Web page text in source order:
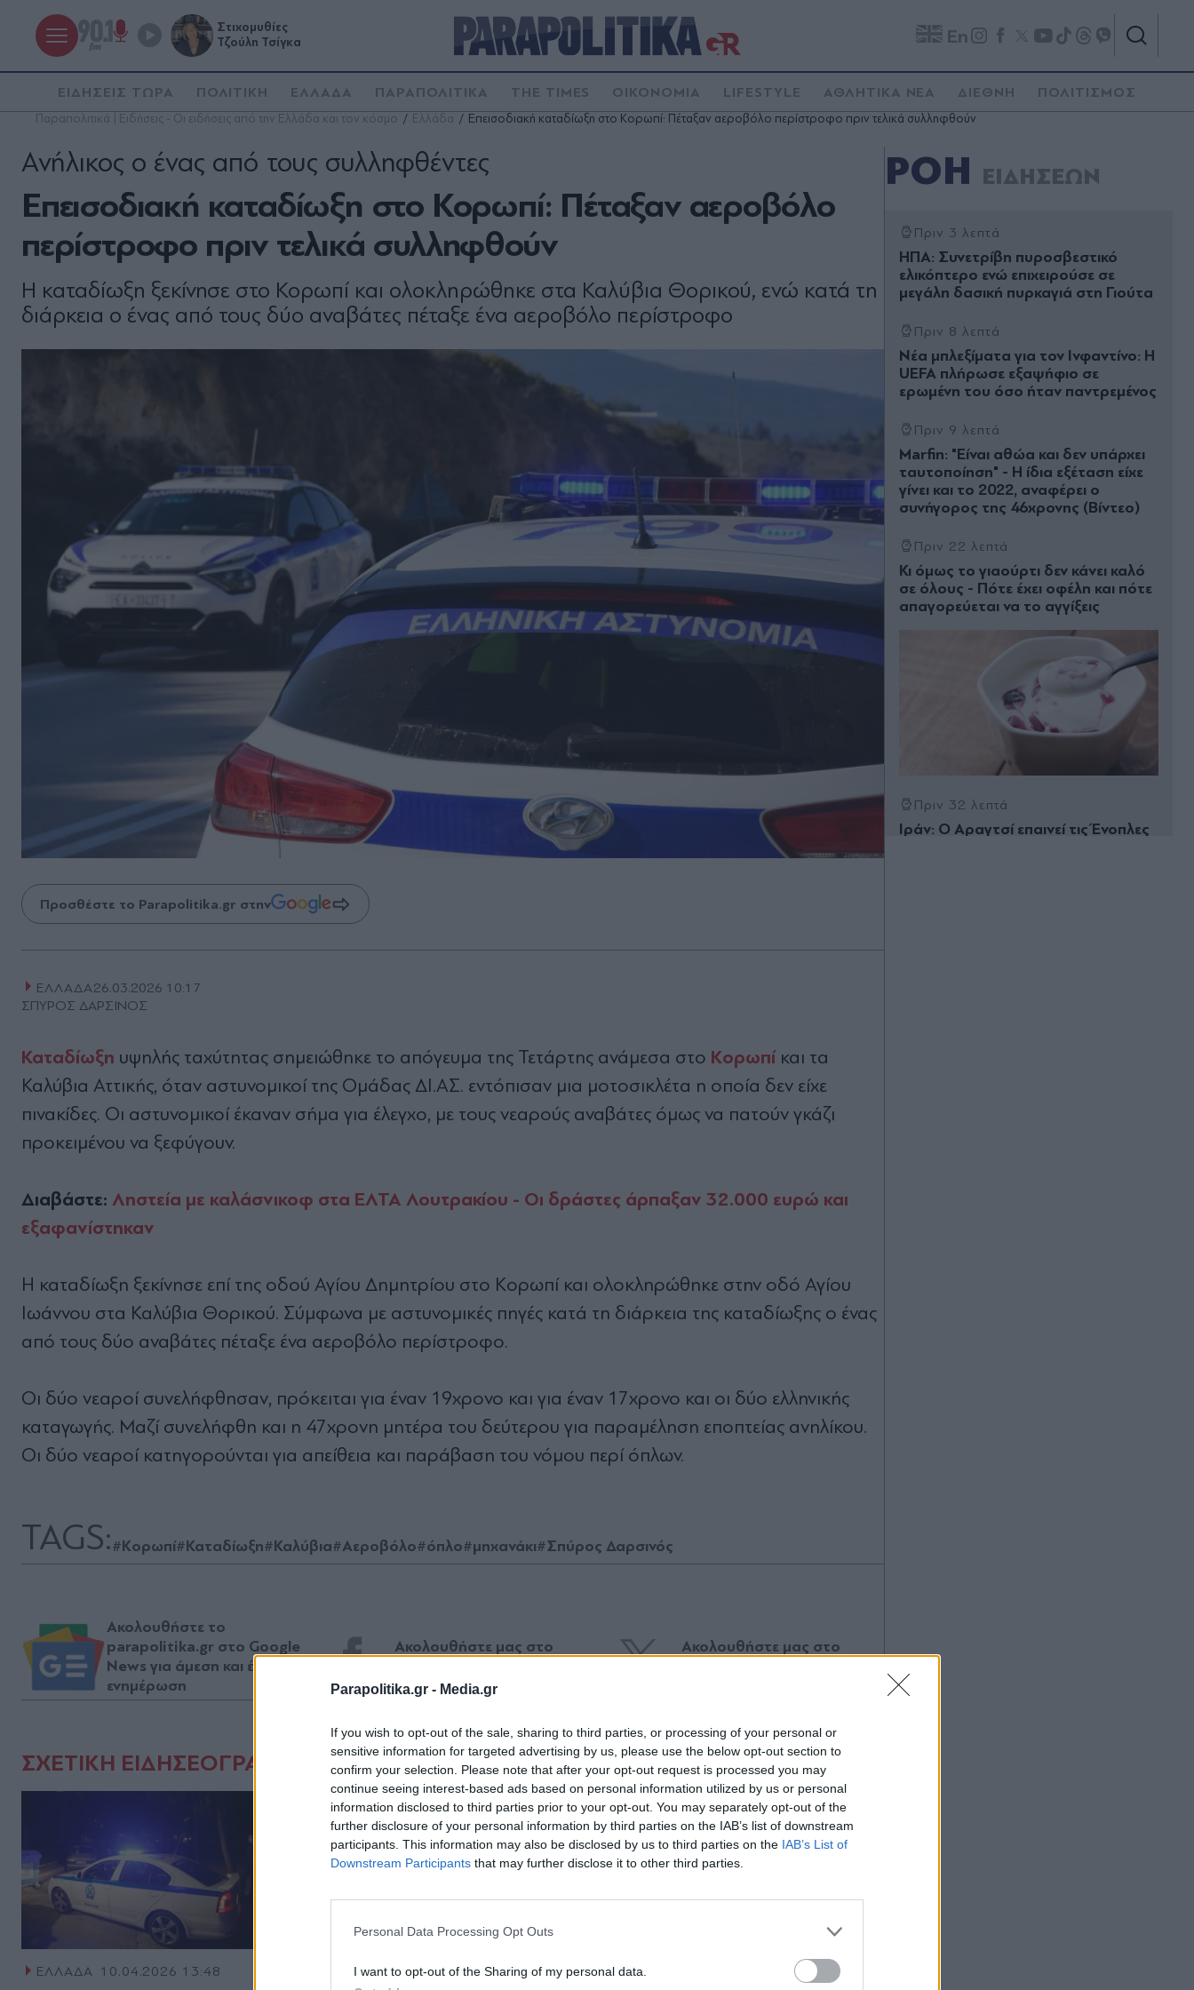
Parapolitika.gr - Media.gr
If you wish to opt-out of the sale, sharing to third parties, or processing of your personal or
sensitive information for targeted advertising by us, please use the below opt-out section to
confirm your selection. Please note that after your opt-out request is processed you may
continue seeing interest-based ads based on personal information utilized by us or personal
information disclosed to third parties prior to your opt-out. You may separately opt-out of the
further disclosure of your personal information by third parties on the IAB’s list of downstream
participants. This information may also be disclosed by us to third parties on the IAB’s List of
Downstream Participants that may further disclose it to other third parties.
Personal Data Processing Opt Outs
I want to opt-out of the Sharing of my personal data.
Στιχομυθίες
Τζούλη Τσίγκα
En
ΕΙΔΗΣΕΙΣ ΤΩΡΑ ΠΟΛΙΤΙΚΗ ΕΛΛΑΔΑ ΠΑΡΑΠΟΛΙΤΙΚΑ THE TIMES ΟΙΚΟΝΟΜΙΑ LIFESTYLE ΑΘΛΗΤΙΚΑ ΝΕΑ ΔΙΕΘΝΗ ΠΟΛΙΤΙΣΜΟΣ
Παραπολιτικά | Ειδήσεις - Οι ειδήσεις από την Ελλάδα και τον κόσμο Ελλάδα Επεισοδιακή καταδίωξη στο Κορωπί: Πέταξαν αεροβόλο περίστροφο πριν τελικά συλληφθούν
Επεισοδιακή καταδίωξη στο Κορωπί: Πέταξαν αεροβόλο
περίστροφο πριν τελικά συλληφθούν
Ανήλικος ο ένας από τους συλληφθέντες
Η καταδίωξη ξεκίνησε στο Κορωπί και ολοκληρώθηκε στα Καλύβια Θορικού, ενώ κατά τη
διάρκεια ο ένας από τους δύο αναβάτες πέταξε ένα αεροβόλο περίστροφο
Προσθέστε το Parapolitika.gr στην
ΕΛΛΑΔΑ26.03.2026 10:17
ΣΠΥΡΟΣ ΔΑΡΣΙΝΟΣ
Καταδίωξη υψηλής ταχύτητας σημειώθηκε το απόγευμα της Τετάρτης ανάμεσα στο Κορωπί και τα
Καλύβια Αττικής, όταν αστυνομικοί της Ομάδας ΔΙ.ΑΣ. εντόπισαν μια μοτοσικλέτα η οποία δεν είχε
πινακίδες. Οι αστυνομικοί έκαναν σήμα για έλεγχο, με τους νεαρούς αναβάτες όμως να πατούν γκάζι
προκειμένου να ξεφύγουν.
Διαβάστε: Ληστεία με καλάσνικοφ στα ΕΛΤΑ Λουτρακίου - Οι δράστες άρπαξαν 32.000 ευρώ και
εξαφανίστηκαν
Η καταδίωξη ξεκίνησε επί της οδού Αγίου Δημητρίου στο Κορωπί και ολοκληρώθηκε στην οδό Αγίου
Ιωάννου στα Καλύβια Θορικού. Σύμφωνα με αστυνομικές πηγές κατά τη διάρκεια της καταδίωξης ο ένας
από τους δύο αναβάτες πέταξε ένα αεροβόλο περίστροφο.
Οι δύο νεαροί συνελήφθησαν, πρόκειται για έναν 19χρονο και για έναν 17χρονο και οι δύο ελληνικής
καταγωγής. Μαζί συνελήφθη και η 47χρονη μητέρα του δεύτερου για παραμέληση εποπτείας ανηλίκου.
Οι δύο νεαροί κατηγορούνται για απείθεια και παράβαση του νόμου περί όπλων.
TAGS:#Κορωπί#Καταδίωξη#Καλύβια#Αεροβόλο#όπλο#μηχανάκι#Σπύρος Δαρσινός
Ακολουθήστε το
parapolitika.gr στο Google
News για άμεση και έγκυρη
ενημέρωση
Ακολουθήστε μας στο
Ακολουθήστε μας στο
ΣΧΕΤΙΚΗ ΕΙΔΗΣΕΟΓΡΑΦΙΑ
ΕΛΛΑΔΑ 10.04.2026 13:48
ΕΛΛΑΔΑ
05.08.2026 18:28
ΕΛΛΑΔΑ
05.08.2026 14:05
ΡΟΗ ΕΙΔΗΣΕΩΝ
Πριν 3 λεπτά
ΗΠΑ: Συνετρίβη πυροσβεστικό
ελικόπτερο ενώ επιχειρούσε σε
μεγάλη δασική πυρκαγιά στη Γιούτα
Πριν 8 λεπτά
Νέα μπλεξίματα για τον Ινφαντίνο: Η
UEFA πλήρωσε εξαψήφιο σε
ερωμένη του όσο ήταν παντρεμένος
Πριν 9 λεπτά
Marfin: "Είναι αθώα και δεν υπάρχει
ταυτοποίηση" - Η ίδια εξέταση είχε
γίνει και το 2022, αναφέρει ο
συνήγορος της 46χρονης (Βίντεο)
Πριν 22 λεπτά
Κι όμως το γιαούρτι δεν κάνει καλό
σε όλους - Πότε έχει οφέλη και πότε
απαγορεύεται να το αγγίξεις
Πριν 32 λεπτά
Ιράν: Ο Αραγτσί επαινεί τις Ένοπλες
newsletter